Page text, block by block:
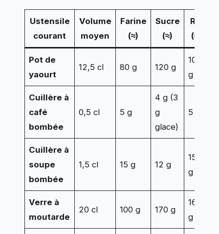
Ustensile
courant
Volume
moyen
Farine
(≈)
Sucre
(≈)
Riz
(≈)
Pot de
yaourt
12,5 cl 80 g 120 g
100
g
Cuillère à
café
bombée
0,5 cl 5 g
4 g (3
g
glace)
5 g
Cuillère à
soupe
bombée
1,5 cl 15 g 12 g
15
g
Verre à
moutarde
20 cl 100 g 170 g
160
g